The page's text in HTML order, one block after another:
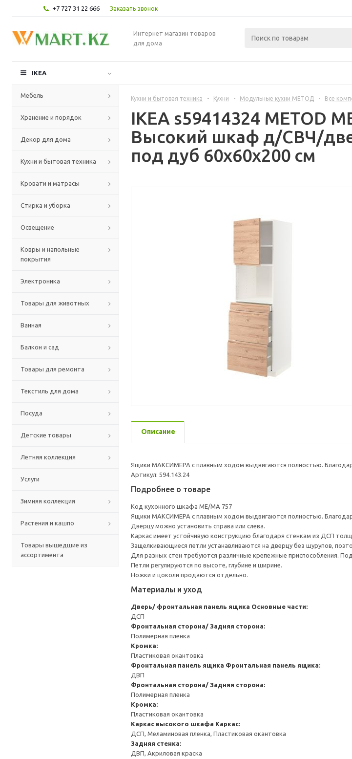
+7 727 31 22 666 Заказать звонок
Интернет магазин товаров
для дома
IKEA
Мебель
Хранение и порядок
Декор для дома
Кухни и бытовая техника
Кровати и матрасы
Стирка и уборка
Освещение
Ковры и напольные
покрытия
Электроника
Товары для животных
Ванная
Балкон и сад
Товары для ремонта
Текстиль для дома
Посуда
Детские товары
Летняя коллекция
Услуги
Зимняя коллекция
Растения и кашпо
Товары вышедшие из
ассортимента
Кухни и бытовая техника - Кухни - Модульные кухни МЕТОД - Все
IKEA s59414324
Высокий шкаф д/СВЧ/
под дуб 60x60x200 см
Описание
Ящики МАКСИМЕРА с плавным ходом выдвигаются полностью.
Артикул: 594.143.24
Подробнее о товаре
Код кухонного шкафа ME/MA 757
Ящики МАКСИМЕРА с плавным ходом выдвигаются полностью.
Дверцу можно установить справа или слева.
Каркас имеет устойчивую конструкцию благодаря стенкам из ДСП
Защелкивающиеся петли устанавливаются на дверцу без шурупов,
Для разных стен требуются различные крепежные приспособления.
Петли регулируются по высоте, глубине и ширине.
Ножки и цоколи продаются отдельно.
Материалы и уход
Дверь/ фронтальная панель ящика Основные части:
ДСП
Фронтальная сторона/ Задняя сторона:
Полимерная пленка
Кромка:
Пластиковая окантовка
Фронтальная панель ящика Фронтальная панель ящика:
ДВП
Фронтальная сторона/ Задняя сторона:
Полимерная пленка
Кромка:
Пластиковая окантовка
Каркас высокого шкафа Каркас:
ДСП, Меламиновая пленка, Пластиковая окантовка
Задняя стенка:
ДВП, Акриловая краска